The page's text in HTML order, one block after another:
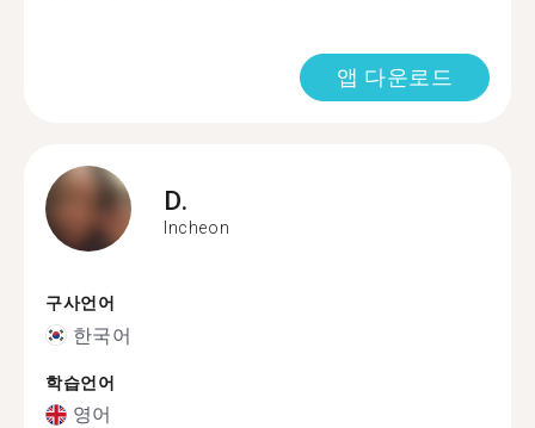
앱 다운로드
D.
Incheon
구사언어
한국어
학습언어
영어